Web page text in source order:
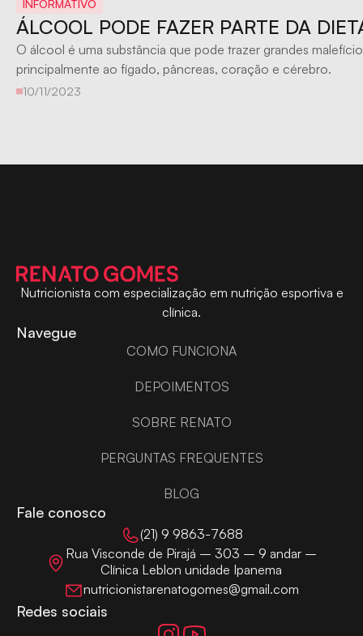
INFORMATIVO
ÁLCOOL PODE FAZER PARTE DA
O álcool é uma substância que pode trazer grandes
principalmente ao fígado, pâncreas, coração e cérebro.
10/11/2023
Nutricionista com especialização em nutrição esportiva e
clínica.
Navegue
COMO FUNCIONA
DEPOIMENTOS
SOBRE RENATO
PERGUNTAS FREQUENTES
BLOG
Fale conosco
(21) 9 9863-7688
Rua Visconde de Pirajá – 303 – 9 andar –
Clínica Leblon unidade Ipanema
nutricionistarenatogomes@gmail.com
Redes sociais